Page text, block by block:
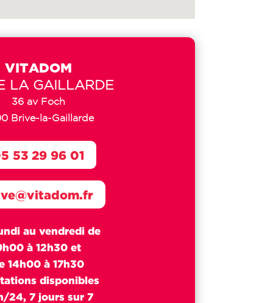
VITADOM
LA GAILLARDE
36 av Foch
Brive-la-Gaillarde
au vendredi de
à 12h30 et
14h00 à 17h30
disponibles
24, 7 jours sur 7
53 29 96 01